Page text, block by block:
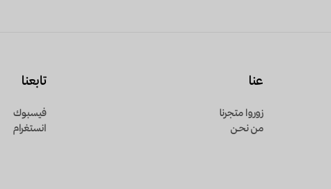
عنا
زوروا متجرنا
من نحـن
تابعنا
فيسبوك
انستغرام